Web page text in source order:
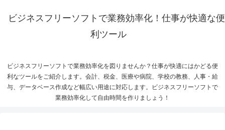
ビジネスフリーソフトで業務効率化！仕事が快適な便
利ツール
ビジネスフリーソフトで業務効率化を図りませんか？仕事が快適にはかどる便
利なツールをご紹介します。会計、税金、医療や病院、学校の教務、人事・給
与、データベース作成など幅広い用途に対応します。ビジネスフリーソフトで
業務効率化して自由時間を作りましょう！